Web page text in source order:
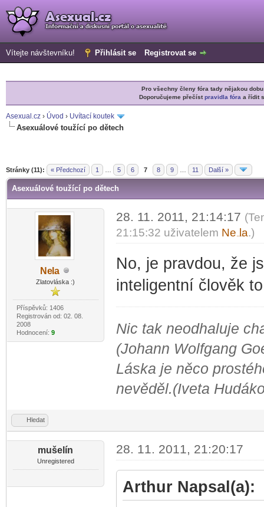
Vítejte návštevníku! Přihlásit se Registrovat se
Pro všechny členy fóra tady nějakou
Doporučujeme přečístpravidla fóra a řídit
Asexual.cz › Úvod › Uvítací koutek
Asexuálové toužící po dětech
Stránky (11): « Předchozí 1 5 6 7 8 9 11 Další »
Asexuálové toužící po dětech
Nela
Zlatovláska :)
Příspěvků: 1406
Registrován od: 02. 08.
2008
Hodnocení: 9
28. 11. 2011, 21:14:17
21:15:32 uživatelem Ne la.)
No, je pravdou, že
inteligentní člověk
Nic tak neodhaluje
(Johann Wolfgang
Láska je něco
nevěděl.(Iveta
Hledat
mušelín
Unregistered
28. 11. 2011, 21:20:17
Arthur Napsal(a):